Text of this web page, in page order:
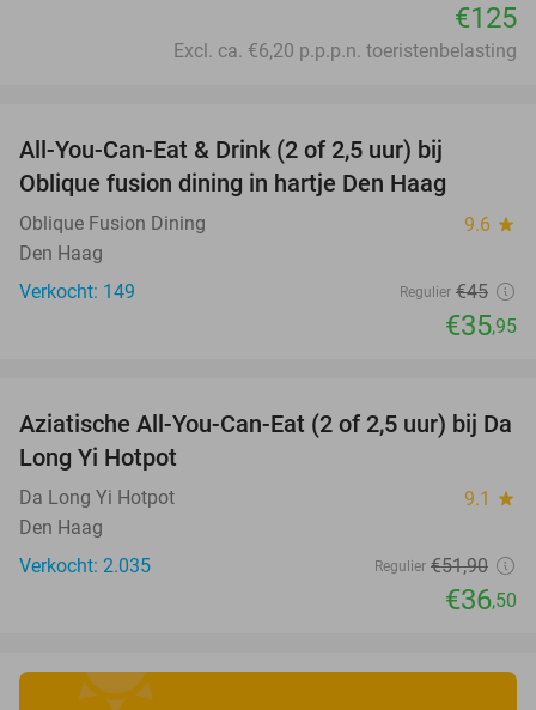
€125
Excl. ca. €6,20 p.p.p.n. toeristenbelasting
All-You-Can-Eat & Drink (2 of 2,5 uur) bij
Oblique fusion dining in hartje Den Haag
Oblique Fusion Dining 9.6 star
Den Haag
Verkocht: 149
Regulier €45
€35,95
30%
Aziatische All-You-Can-Eat (2 of 2,5 uur) bij Da
Long Yi Hotpot
Da Long Yi Hotpot 9.1 star
Den Haag
Verkocht: 2.035
Regulier €51,90
€36,50